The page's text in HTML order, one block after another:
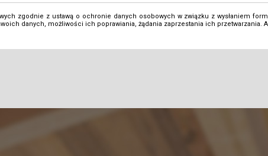
zgodnie z ustawą o ochronie danych osobowych w związku z wysłaniem
danych, możliwości ich poprawiania, żądania zaprzestania ich przetwarzania.